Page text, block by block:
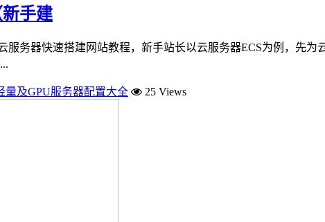
手建
服务器快速搭建网站教程，新手站长以云服务器ECS为例，先
量及GPU服务器配置大全 25 Views